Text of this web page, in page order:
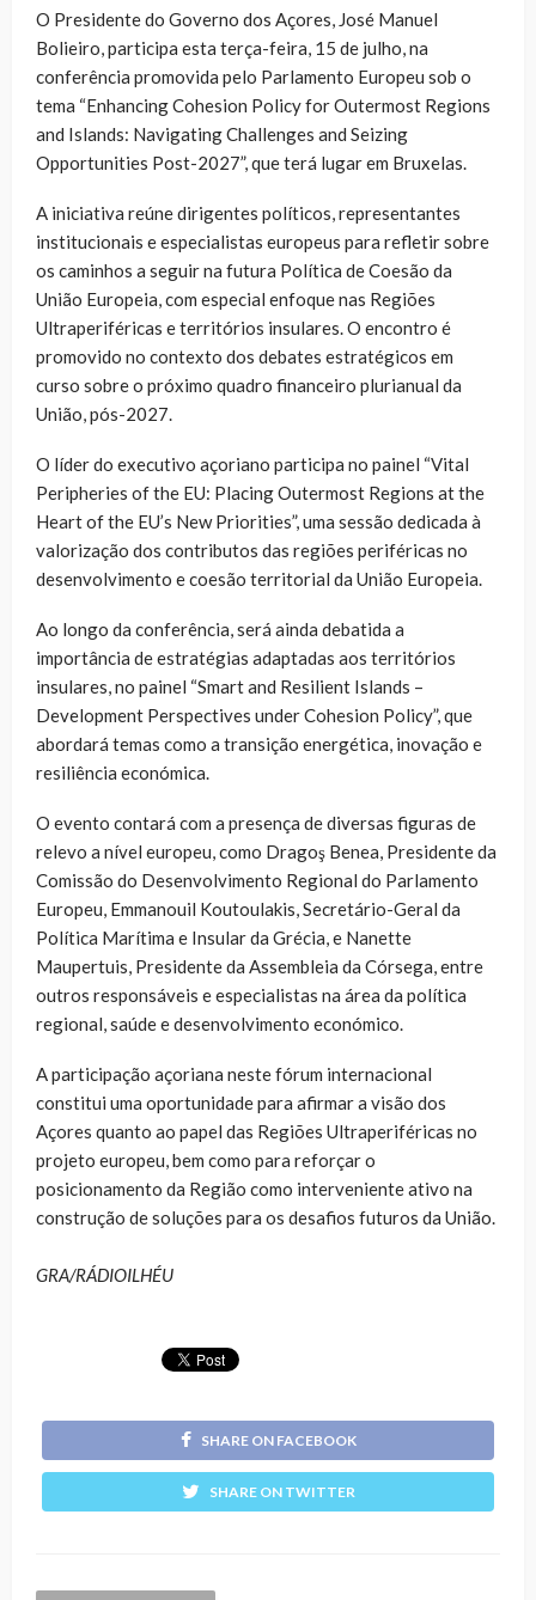
O Presidente do Governo dos Açores, José Manuel
Bolieiro, participa esta terça-feira, 15 de julho, na
conferência promovida pelo Parlamento Europeu sob o
tema “Enhancing Cohesion Policy for Outermost Regions
and Islands: Navigating Challenges and Seizing
Opportunities Post-2027”, que terá lugar em Bruxelas.
A iniciativa reúne dirigentes políticos, representantes
institucionais e especialistas europeus para refletir sobre
os caminhos a seguir na futura Política de Coesão da
União Europeia, com especial enfoque nas Regiões
Ultraperiféricas e territórios insulares. O encontro é
promovido no contexto dos debates estratégicos em
curso sobre o próximo quadro financeiro plurianual da
União, pós-2027.
O líder do executivo açoriano participa no painel “Vital
Peripheries of the EU: Placing Outermost Regions at the
Heart of the EU’s New Priorities”, uma sessão dedicada à
valorização dos contributos das regiões periféricas no
desenvolvimento e coesão territorial da União Europeia.
Ao longo da conferência, será ainda debatida a
importância de estratégias adaptadas aos territórios
insulares, no painel “Smart and Resilient Islands –
Development Perspectives under Cohesion Policy”, que
abordará temas como a transição energética, inovação e
resiliência económica.
O evento contará com a presença de diversas figuras de
relevo a nível europeu, como Dragoş Benea, Presidente da
Comissão do Desenvolvimento Regional do Parlamento
Europeu, Emmanouil Koutoulakis, Secretário-Geral da
Política Marítima e Insular da Grécia, e Nanette
Maupertuis, Presidente da Assembleia da Córsega, entre
outros responsáveis e especialistas na área da política
regional, saúde e desenvolvimento económico.
A participação açoriana neste fórum internacional
constitui uma oportunidade para afirmar a visão dos
Açores quanto ao papel das Regiões Ultraperiféricas no
projeto europeu, bem como para reforçar o
posicionamento da Região como interveniente ativo na
construção de soluções para os desafios futuros da União.
GRA/RÁDIOILHÉU
SHARE ON FACEBOOK
SHARE ON TWITTER